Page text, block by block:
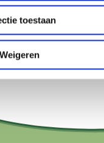
toestaan
Weigeren